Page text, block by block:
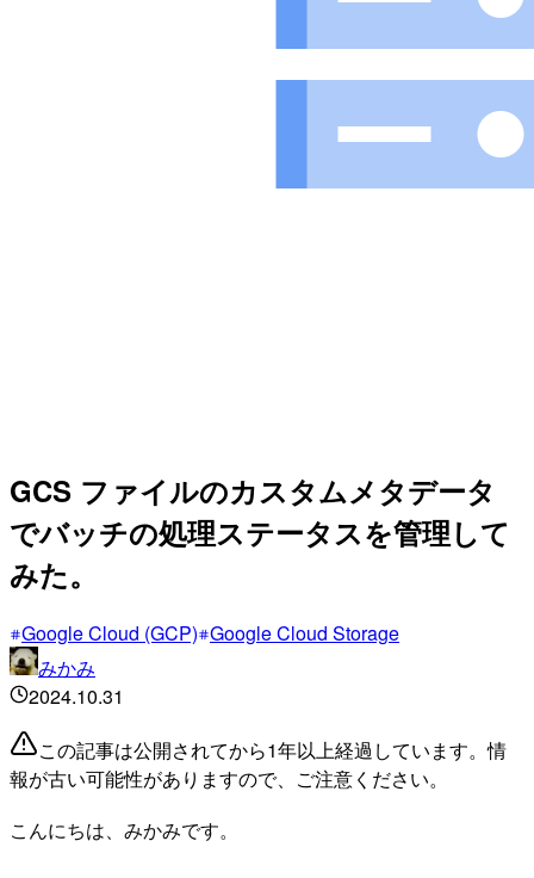
GCS ファイルのカスタムメタデータ
でバッチの処理ステータスを管理して
みた。
Google Cloud (GCP) Google Cloud Storage
みかみ
2024.10.31
この記事は公開されてから1年以上経過しています。情
報が古い可能性がありますので、ご注意ください。
こんにちは、みかみです。